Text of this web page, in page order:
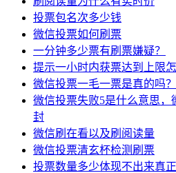
投票包名次多少钱
微信投票如何刷票
一分钟多少票有刷票嫌疑？
提示一小时内获票达到上限
微信投票一毛一票是真的吗？
微信投票失败5是什么意思，
封
微信刷在看以及刷阅读量
微信投票清玄杯检测刷票
投票数量多少体现不出来真